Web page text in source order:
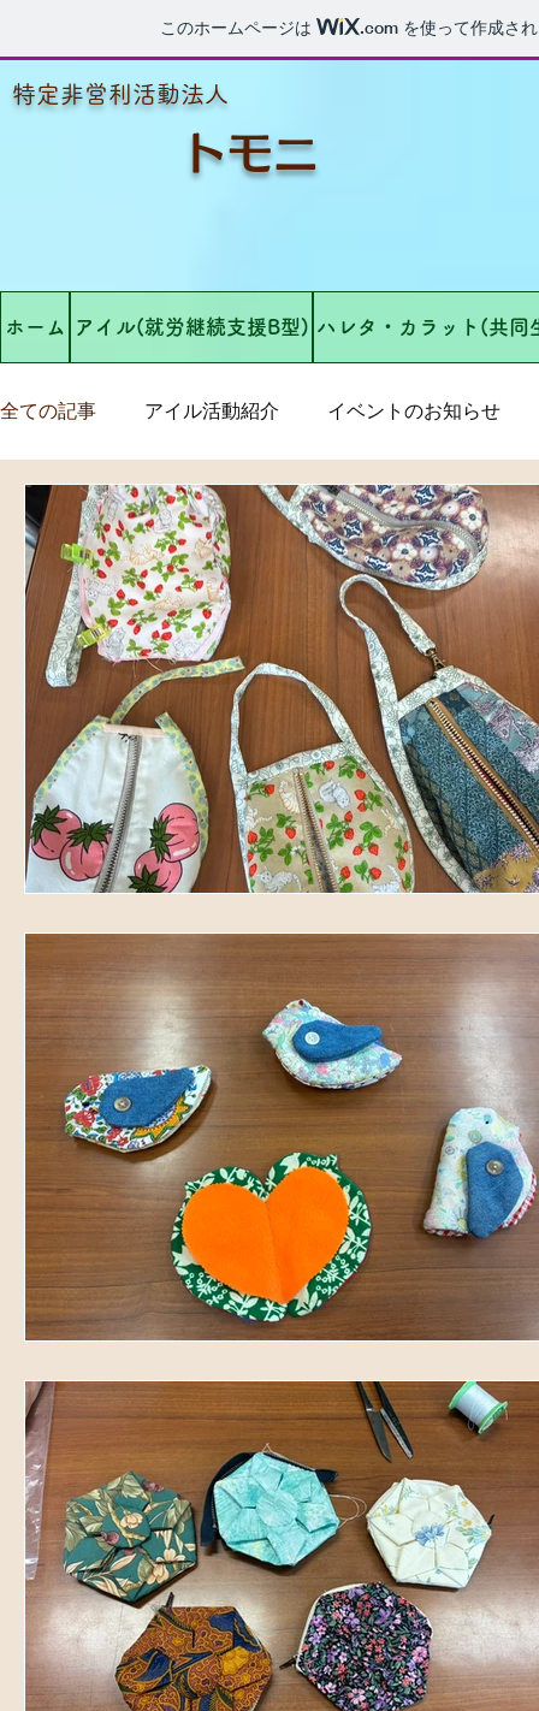
このホームページは .com を使って作成さ
​トモニ
​特定非営利活動法人
ホーム アイル(就労継続支援B型) ハレタ・カラット(共同
全ての記事 アイル活動紹介 イベントのお知らせ